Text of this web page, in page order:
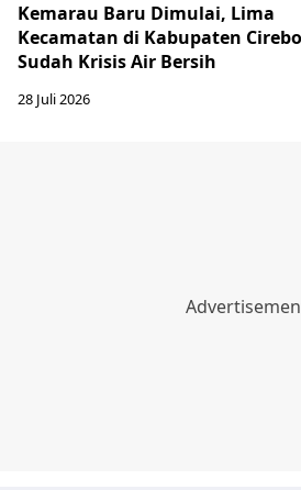
Kemarau Baru Dimulai, Lima
Kecamatan di Kabupaten
Sudah Krisis Air Bersih
28 Juli 2026